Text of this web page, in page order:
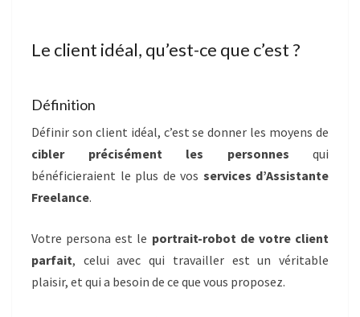
Le client idéal, qu’est-ce que c’est ?
Définition
Définir son client idéal, c’est se donner les moyens de
cibler précisément les personnes qui
bénéficieraient le plus de vos services d’Assistante
Freelance.
Votre persona est le portrait-robot de votre client
parfait, celui avec qui travailler est un véritable
plaisir, et qui a besoin de ce que vous proposez.